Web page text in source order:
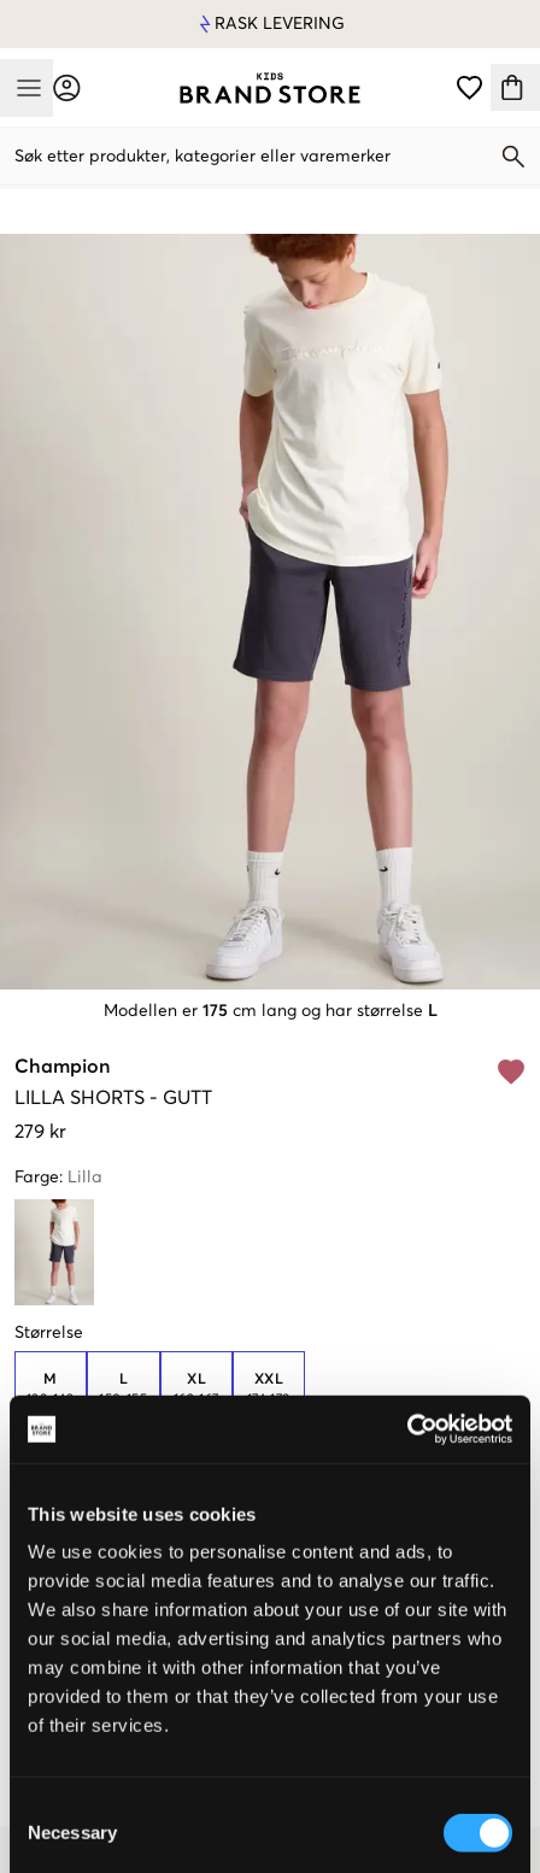
This website uses cookies
We use cookies to personalise content and ads, to
provide social media features and to analyse our traffic.
We also share information about your use of our site with
our social media, advertising and analytics partners who
may combine it with other information that you’ve
provided to them or that they’ve collected from your use
of their services.
Selection
Necessary
RASK LEVERING
Mobile Menu
Søk etter produkter, kategorier eller varemerker
Modellen er 175 cm lang og har størrelse L
Champion
LILLA SHORTS - GUTT
279 kr
Farge: Lilla
Størrelse
M
138-143
Kun
L
150-155
XL
162-167
XXL
174-179
Opplevd størrelse
STØRRELSESTABELL
VELG EN STØRRELSE